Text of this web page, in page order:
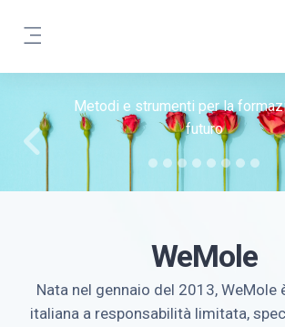
DIGITAL
Metodi e strumenti per la
futuro
Previous
WeMole
Nata nel gennaio del 2013, WeMole
italiana a responsabilità limitata,